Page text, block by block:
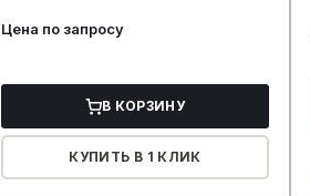
Цена по запросу
В КОРЗИНУ
КУПИТЬ В 1 КЛИК